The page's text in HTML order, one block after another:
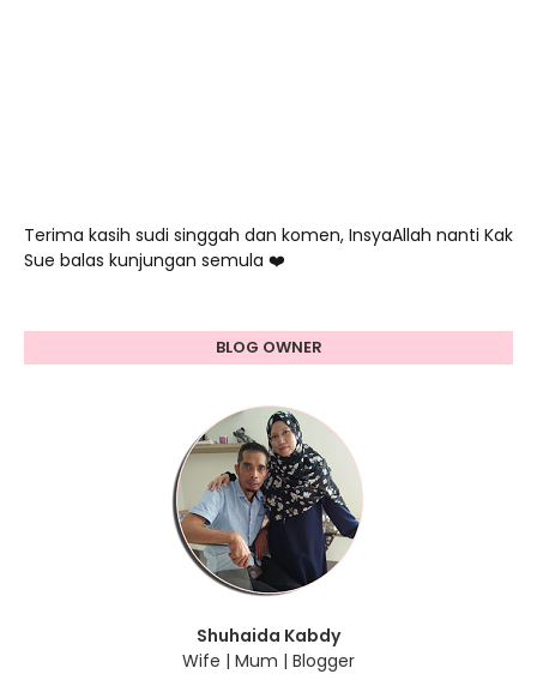
Terima kasih sudi singgah dan komen, InsyaAllah nanti Kak
Sue balas kunjungan semula ❤️
BLOG OWNER
Shuhaida Kabdy
Wife | Mum | Blogger